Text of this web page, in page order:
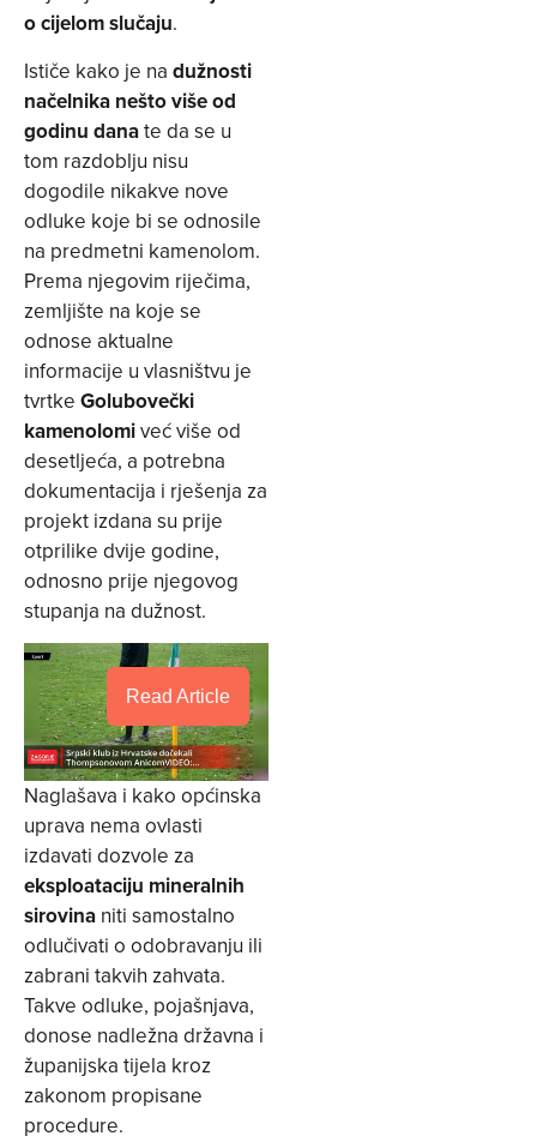
o cijelom slučaju.
Ističe kako je na dužnosti
načelnika nešto više od
godinu danate da se u
tom razdoblju nisu
dogodile nikakve nove
odluke koje bi se odnosile
na predmetni kamenolom.
Prema njegovim riječima,
zemljište na koje se
odnose aktualne
informacije u vlasništvu je
tvrtke Golubovečki
kamenolomiveć više od
desetljeća, a potrebna
dokumentacija i rješenja za
projekt izdana su prije
otprilike dvije godine,
odnosno prije njegovog
stupanja na dužnost.
Read Article
Naglašava i kako općinska
uprava nema ovlasti
izdavati dozvole za
eksploataciju mineralnih
sirovina niti samostalno
odlučivati o odobravanju ili
zabrani takvih zahvata.
Takve odluke, pojašnjava,
donose nadležna državna i
županijska tijela kroz
zakonom propisane
procedure.